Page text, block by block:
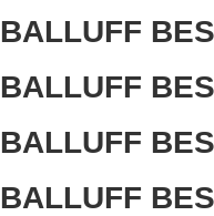
BALLUFF
BALLUFF
BALLUFF
BALLUFF